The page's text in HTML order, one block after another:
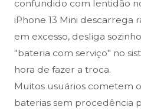
confundido com lentidão
iPhone 13 Mini descarrega
em excesso, desliga
"bateria com serviço" no
hora de fazer a troca.
Muitos usuários cometem
baterias sem procedência